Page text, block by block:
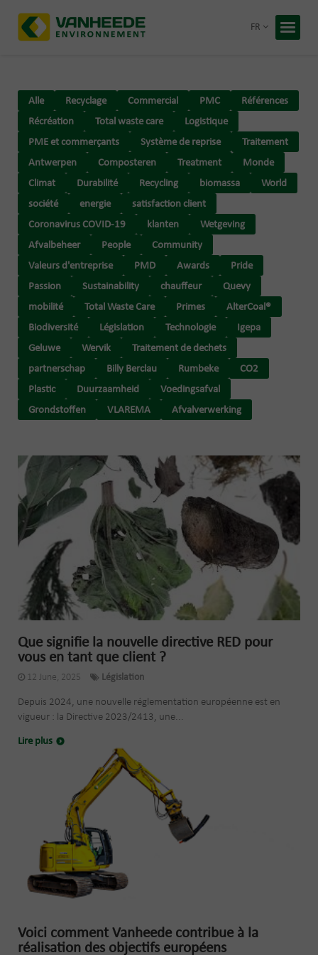
Notre
À propos
Retour
FR
Alle Recyclage Commercial PMC
Références
Récréation
Total waste care
Logistique
PME et commerçants
Système de reprise
Traitement
Antwerpen
Composteren Treatment
Monde
Climat
Durabilité Recycling biomassa
World
société
energie
satisfaction client
Coronavirus COVID-19
klanten
Wetgeving
Afvalbeheer
People
Community
Valeurs d'entreprise
PMD Awards
Pride
Passion
Sustainability chauffeur
Quevy
mobilité
Total Waste Care Primes
AlterCoal®
Biodiversité
Législation Technologie
Igepa
Geluwe
Wervik
Traitement de dechets
partnerschap
Billy Berclau Rumbeke
CO2
Plastic
Duurzaamheid
Voedingsafval
Grondstoffen
VLAREMA Afvalverwerking
Que signifie la nouvelle directive RED pour
vous en tant que client ?
12 June, 2025 Législation
Depuis 2024, une nouvelle réglementation européenne est en
vigueur : la Directive 2023/2413, une...
Lire plus
Voici comment Vanheede contribue à la
réalisation des objectifs européens